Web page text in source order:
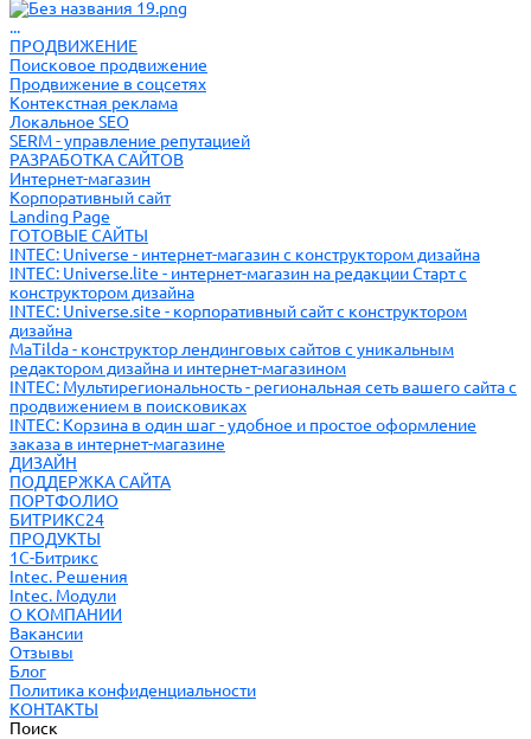
...
ПРОДВИЖЕНИЕ
Поисковое продвижение
Продвижение в соцсетях
Контекстная реклама
Локальное SEO
SERM - управление репутацией
РАЗРАБОТКА САЙТОВ
Интернет-магазин
Корпоративный сайт
Landing Page
ГОТОВЫЕ САЙТЫ
INTEC: Universe - интернет-магазин с конструктором дизайна
INTEC: Universe.lite - интернет-магазин на редакции Старт с
конструктором дизайна
INTEC: Universe.site - корпоративный сайт с конструктором
дизайна
MaTilda - конструктор лендинговых сайтов с уникальным
редактором дизайна и интернет-магазином
INTEC: Мультирегиональность - региональная сеть вашего сайта с
продвижением в поисковиках
INTEC: Корзина в один шаг - удобное и простое оформление
заказа в интернет-магазине
ДИЗАЙН
ПОДДЕРЖКА САЙТА
ПОРТФОЛИО
БИТРИКС24
ПРОДУКТЫ
1С-Битрикс
Intec. Решения
Intec. Модули
О КОМПАНИИ
Вакансии
Отзывы
Блог
Политика конфиденциальности
КОНТАКТЫ
Поиск